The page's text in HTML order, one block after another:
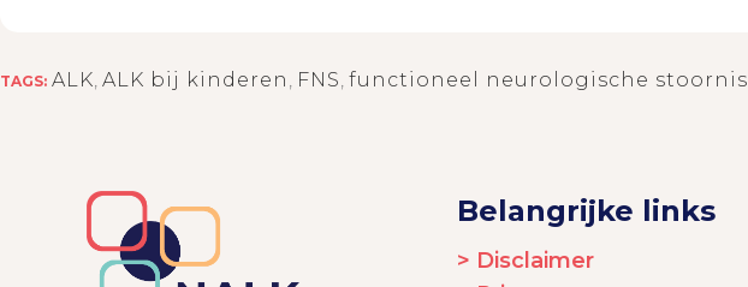
TAGS: ALK ALK bij kinderen FNS functioneel neurologische stoornis
Belangrijke links
> Disclaimer